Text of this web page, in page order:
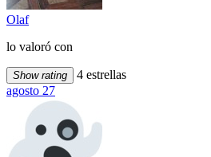
Olaf
lo valoró con
Show rating
4 estrellas
agosto 27